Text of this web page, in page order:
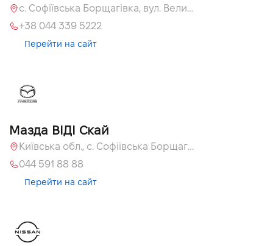
с. Софіївська Борщагівка, вул. Велика Кільцева, 60а
+38 044 339 5222
Перейти на сайт
Мазда ВІДІ Скай
Київська обл., с. Софіївська Борщагівка, вул. Велика Кільцева, 60 А
044 591 88 88
Перейти на сайт